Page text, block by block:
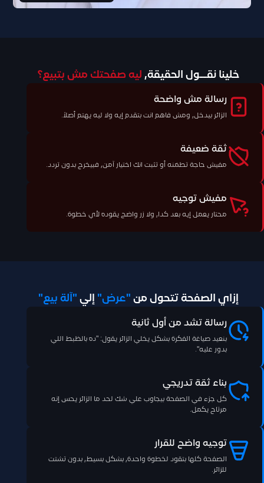
خلينا نقــول الحقيقة,ليه صفحتك مش بتبيع؟
رسالة مش واضحة
الزائر بيدخل, ومش فاهم انت بتقدم إيه ولا ليه يهتم أصلاً.
ثقة ضعيفة
مفيش حاجة تطمَنه أو تثبت انك اختيار آمن, فبيخرج بدون تردد.
مفيش توجيه
محتار يعمل إيه بعد كدا, ولا زر واضح يقوده لأي خطوة.
إزاي الصفحة تتحول من "عرض" إلي "آلة بيع"
رسالة تشد من أول ثانية
بنعيد صياغة الفكرة بشكل يخلي الزائر يقول: "ده بالظبط اللي
بدور عليه".
بناء ثقة تدريجي
كل جزء في الصفحة بيجاوب علي شك لحد ما الزائر يحس إنه
مرتاح يكمل.
توجيه واضح للقرار
الصفحة كلها بتقود لخطوة واحدة, بشكل بسيط, بدون تشتت
للزائر.